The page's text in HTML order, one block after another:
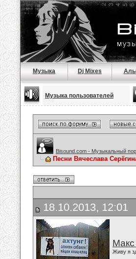
Музыка Dj Mixes
Музыка пользователей
Bisound.com - Музыкальный
Песни Вячеслава
18.10.2013, 12:01
Живу я